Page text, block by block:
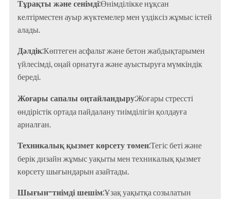
Тұрақты және сенімді:Өнімділікке нұқсан
келтірместен ауыр жүктемелер мен үздіксіз жұмыс істей
алады.
Дәлдік:Көптеген асфальт және бетон жабдықтарымен
үйлесімді, оңай орнатуға және ауыстыруға мүмкіндік
береді.
Жоғары сапалы оңтайландыру:Жоғары стрессті
өндірістік ортада пайдалану тиімділігін қолдауға
арналған.
Техникалық қызмет көрсету төмен:Тегіс беті және
берік дизайн жұмыс уақыты мен техникалық қызмет
көрсету шығындарын азайтады.
Шығын-тиімді шешім:Ұзақ уақытқа созылатын